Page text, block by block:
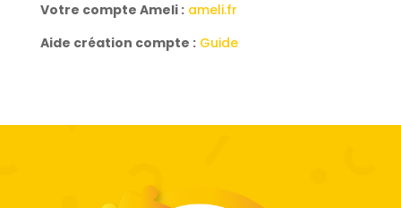
Votre compte Ameli : ameli.fr
Aide création compte : Guide